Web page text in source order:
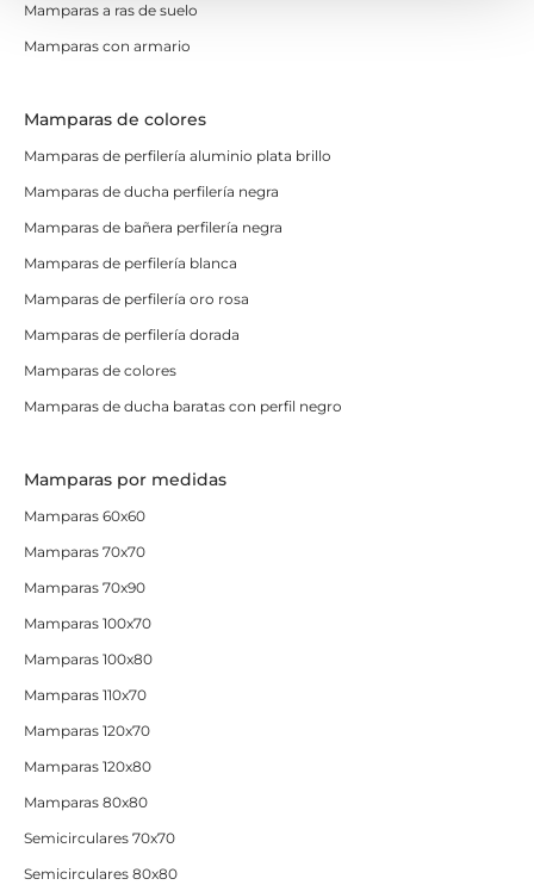
Mamparas a ras de suelo
Mamparas con armario
Mamparas de colores
Mamparas de perfilería aluminio plata brillo
Mamparas de ducha perfilería negra
Mamparas de bañera perfilería negra
Mamparas de perfilería blanca
Mamparas de perfilería oro rosa
Mamparas de perfilería dorada
Mamparas de colores
Mamparas de ducha baratas con perfil negro
Mamparas por medidas
Mamparas 60x60
Mamparas 70x70
Mamparas 70x90
Mamparas 100x70
Mamparas 100x80
Mamparas 110x70
Mamparas 120x70
Mamparas 120x80
Mamparas 80x80
Semicirculares 70x70
Semicirculares 80x80